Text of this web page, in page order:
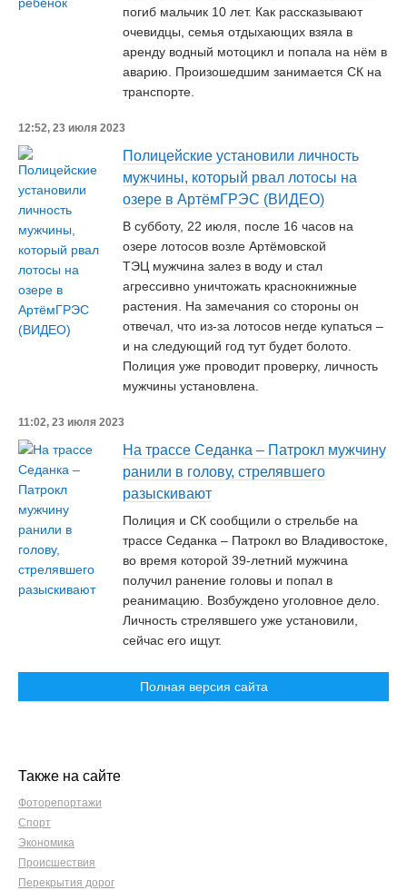
погиб мальчик 10 лет. Как рассказывают
очевидцы, семья отдыхающих взяла в
аренду водный мотоцикл и попала на нём в
аварию. Произошедшим занимается СК на
транспорте.
12:52, 23 июля 2023
Полицейские установили личность
мужчины, который рвал лотосы на
озере в АртёмГРЭС (ВИДЕО)
В субботу, 22 июля, после 16 часов на
озере лотосов возле Артёмовской
ТЭЦ мужчина залез в воду и стал
агрессивно уничтожать краснокнижные
растения. На замечания со стороны он
отвечал, что из-за лотосов негде купаться –
и на следующий год тут будет болото.
Полиция уже проводит проверку, личность
мужчины установлена.
11:02, 23 июля 2023
На трассе Седанка – Патрокл мужчину
ранили в голову, стрелявшего
разыскивают
Полиция и СК сообщили о стрельбе на
трассе Седанка – Патрокл во Владивостоке,
во время которой 39-летний мужчина
получил ранение головы и попал в
реанимацию. Возбуждено уголовное дело.
Личность стрелявшего уже установили,
сейчас его ищут.
Полная версия сайта
Также на сайте
Фоторепортажи
Спорт
Экономика
Происшествия
Перекрытия дорог